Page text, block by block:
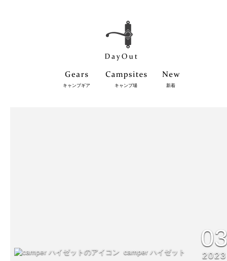
キャンプギア キャンプ場 新着
camper ハイゼット 2023